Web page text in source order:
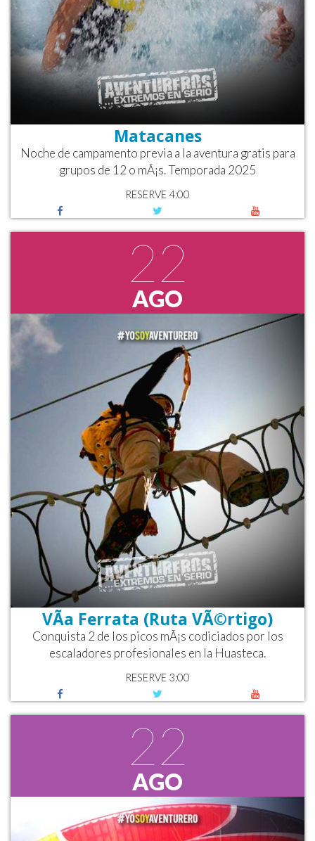
Matacanes
Noche de campamento previa a la aventura gratis para
grupos de 12 o mÃ¡s. Temporada 2025
RESERVE 4:00
22
AGO
VÃ­a Ferrata (Ruta VÃ©rtigo)
Conquista 2 de los picos mÃ¡s codiciados por los
escaladores profesionales en la Huasteca.
RESERVE 3:00
22
AGO